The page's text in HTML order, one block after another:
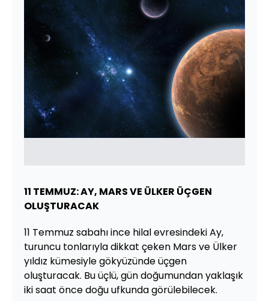
11 TEMMUZ: AY, MARS VE ÜLKER ÜÇGEN
OLUŞTURACAK
11 Temmuz sabahı ince hilal evresindeki Ay,
turuncu tonlarıyla dikkat çeken Mars ve Ülker
yıldız kümesiyle gökyüzünde üçgen
oluşturacak. Bu üçlü, gün doğumundan yaklaşık
iki saat önce doğu ufkunda görülebilecek.